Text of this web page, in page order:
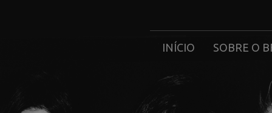
INÍCIO SOBRE O